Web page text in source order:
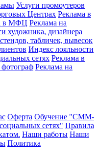
Услуги промоутеров
Центрах Реклама в
в МФЦ Реклама на
художника, дизайнера
табличек, вывесок
Индекс лояльности
сетях Реклама в
Реклама на
Оферта Обучение "СМM-
сетях" Правила
Наши работы Наши
Политика